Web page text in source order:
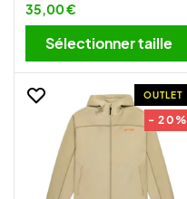
35,00 €
Sélectionner taille
OUTLET
- 20%